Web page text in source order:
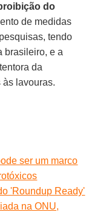
do
de medidas
tendo
brasileiro, e a
da
às lavouras.
ser um marco
'Roundup Ready'
na ONU,